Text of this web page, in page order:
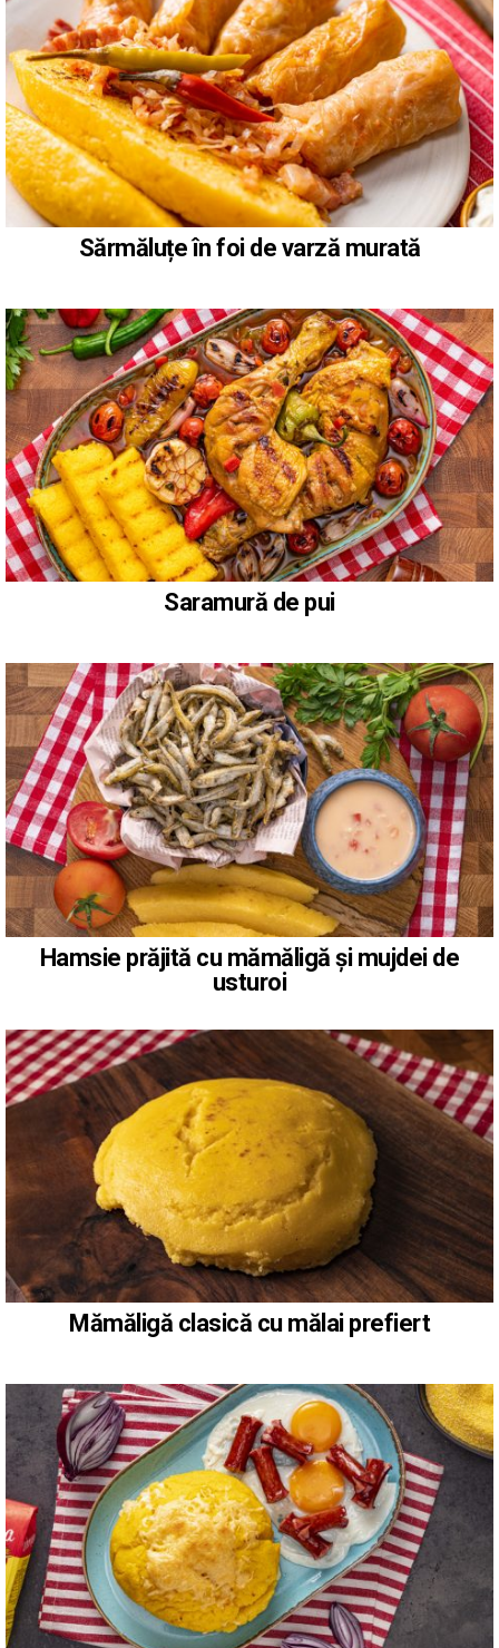
Sărmăluțe în foi de varză murată
Saramură de pui
Hamsie prăjită cu mămăligă și mujdei de
usturoi
Mămăligă clasică cu mălai prefiert